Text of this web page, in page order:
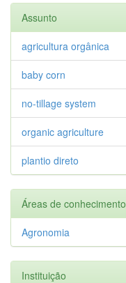
Assunto
agricultura orgânica
baby corn
no-tillage system
organic agriculture
plantio direto
Áreas de conhecimento
Agronomia
Instituição